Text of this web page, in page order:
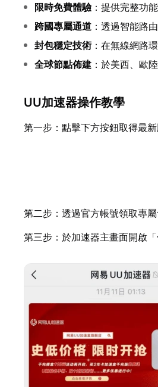
限時免費體驗：提供完整功
跨國專屬通道 ：透過智能路
封包穩定技術：在無線網路
全球節點佈建 ：於美西、歐
UU加速器操作教學
第一步：點擊下方按鈕取得最
第二步：透過官方帳號領取專
第三步：於加速器主畫面開啟